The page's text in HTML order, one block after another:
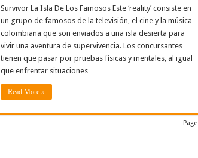
Survivor La Isla De Los Famosos Este ‘reality’ consiste en
un grupo de famosos de la televisión, el cine y la música
colombiana que son enviados a una isla desierta para
vivir una aventura de supervivencia. Los concursantes
tienen que pasar por pruebas físicas y mentales, al igual
que enfrentar situaciones …
Read More »